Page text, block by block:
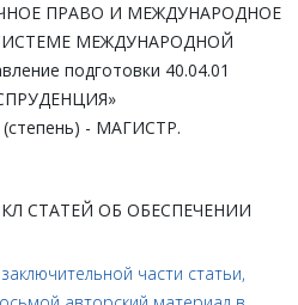
ПРАВО И МЕЖДУНАРОДНОЕ
МЕЖДУНАРОДНОЙ
подготовки 40.04.01
(степень) - МАГИСТР.
СТАТЕЙ ОБ ОБЕСПЕЧЕНИИ